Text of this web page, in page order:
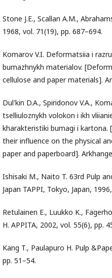
Stone J.E., Scallan A.M.,
1968, vol. 71(19), pp. 687–694.
Komarov V.I. Deformatsiia i
bumazhnykh materialov.
cellulose and paper materials].
Dul'kin D.A., Spiridonov V.A.,
tselliuloznykh volokon i ikh
kharakteristiki bumagi i kartona.
their influence on the physical
paper and paperboard].
Ishisaki M., Naito T. 63rd Pulp
Japan TAPPI, Tokyo, Japan,
Retulainen E., Luukko K.,
H. APPITA, 2002, vol. 55(6), pp.
Kang T., Paulapuro H. Pulp
pp. 51–54.